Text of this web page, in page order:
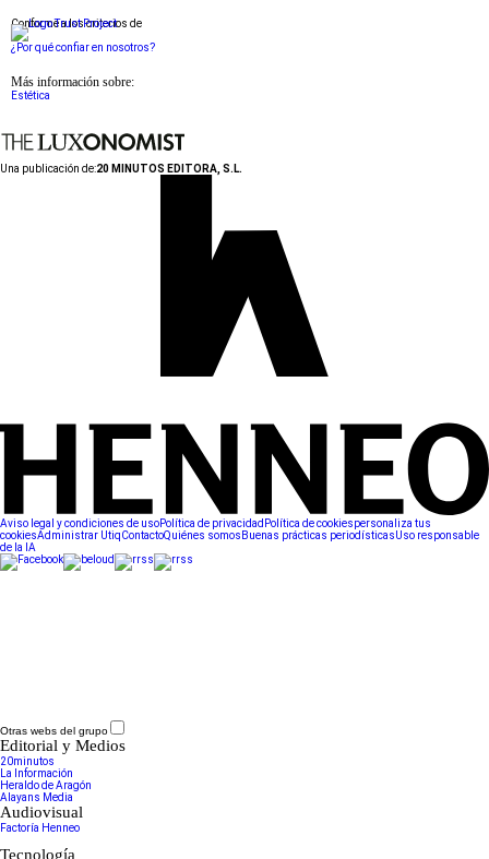
Conforme a los criterios de
¿Por qué confiar en nosotros?
Más información sobre:
Estética
Una publicación de:20 MINUTOS EDITORA, S.L.
Aviso legal y condiciones de usoPolítica de privacidad Política de cookiespersonaliza tus
cookiesAdministrar UtiqContactoQuiénes somos Buenas prácticas periodísticasUso responsable
de la IA
Otras webs del grupo
Editorial y Medios
20minutos
La Información
Heraldo de Aragón
Alayans Media
Audiovisual
Factoría Henneo
Tecnología